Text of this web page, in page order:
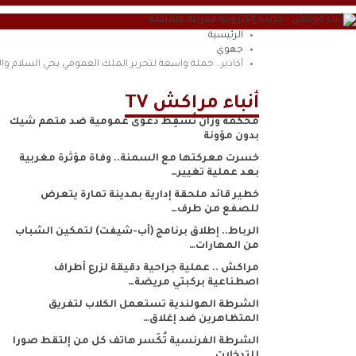
الرئيسية
جهوي
أكادير.. حملة واسعة لتحرير الملك العمومي بحي السلام
أنباء مراكش TV
محكمة وزان تُسقِط دعوى عمومية ضد متهم شيك
بدون مؤونة
خسرت معركتها مع السمنة.. وفاة مؤثرة مغربية
بعد عملية تغيير…
خطير قائد ملحقة إدارية بمدينة تمارة يتعرض
للصفع من طرف…
الرباط.. إطلاق برنامج (أب-شيفت) لتمكين الشباب
من المهارات…
مراكش .. عملية جراحية دقيقة لزرع أطراف
اصطناعية بركبتي مريضة…
الشرطة الهولندية تستعمل الكلاب لتفريق
المتظاهرين ضد إغلاق…
الشرطة الفرنسية تُكَسر هاتف كل من إلتقط صورا